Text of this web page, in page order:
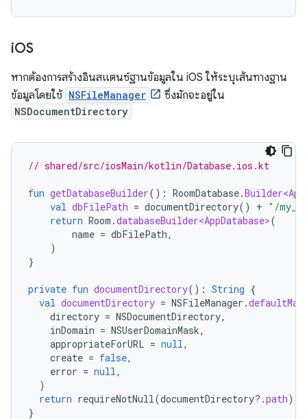
iOS
หากต้องการสร้างอินสแตนซ์ฐานข้อมูลใน iOS ให้ระบุเส้นทางฐาน
ข้อมูลโดยใช้ NSFileManager ซึ่งมักจะอยู่ใน
NSDocumentDirectory
// shared/src/iosMain/kotlin/Database.ios.kt
fun getDatabaseBuilder(): RoomDatabase.
val dbFilePath = documentDirectory() + "/
return Room .databaseBuilder<AppDatabase>(
name = dbFilePath,
)
}
private fun documentDirectory(): String {
val documentDirectory = NSFileManager .
directory = NSDocumentDirectory,
inDomain = NSUserDomainMask,
appropriateForURL = null,
create = false,
error = null,
)
return requireNotNull(documentDirectory?.path)
}